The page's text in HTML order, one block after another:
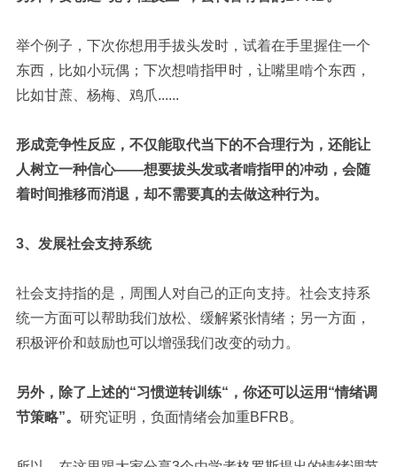
举个例子，下次你想用手拔头发时，试着在手里握住一个
东西，比如小玩偶； 下次想啃指甲时，让嘴里啃个东西，
比如甘蔗、杨梅、鸡爪......
形成竞争性反应，不仅能取代当下的不合理行为，还能让
人树立一种信心——想要拔头发或者啃指甲的冲动，会随
着时间推移而消退，却不需要真的去做这种行为。
3、发展社会支持系统
社会支持指的是，周围人对自己的正向支持。社会支持系
统一方面可以帮助我们放松、缓解紧张情绪；另一方面，
积极评价和鼓励也可以增强我们改变的动力。
另外，除了上述的“习惯逆转训练“，你还可以运用“情绪调
节策略”。 研究证明，负面情绪会加重BFRB。